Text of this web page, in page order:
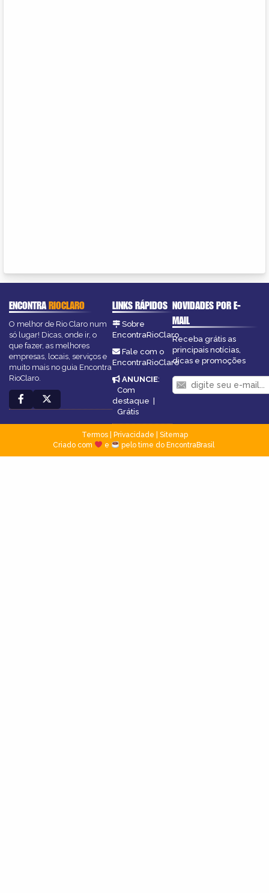
ENCONTRARIOCLARO
O melhor de Rio Claro num
só lugar! Dicas, onde ir, o
que fazer, as melhores
empresas, locais, serviços e
muito mais no guia Encontra
RioClaro.
LINKS RÁPIDOS
Sobre
EncontraRioClaro
Fale com o
EncontraRioClaro
ANUNCIE:
Com
destaque
Grátis
NOVIDADES POR E-
MAIL
Receba grátis as
principais notícias,
dicas e promoções
Termos| Privacidade
Sitemap
Criado com
e pelo time do EncontraBrasil